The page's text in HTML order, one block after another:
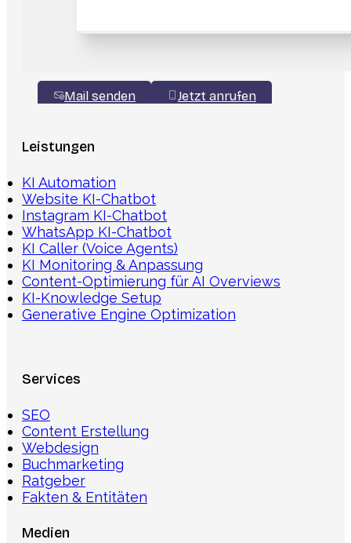
Mail senden Jetzt anrufen
Leistungen
KI Automation
Website KI-Chatbot
Instagram KI-Chatbot
WhatsApp KI-Chatbot
KI Caller (Voice Agents)
KI Monitoring & Anpassung
Content-Optimierung für AI Overviews
KI-Knowledge Setup
Generative Engine Optimization
Services
SEO
Content Erstellung
Webdesign
Buchmarketing
Ratgeber
Fakten & Entitäten
Medien